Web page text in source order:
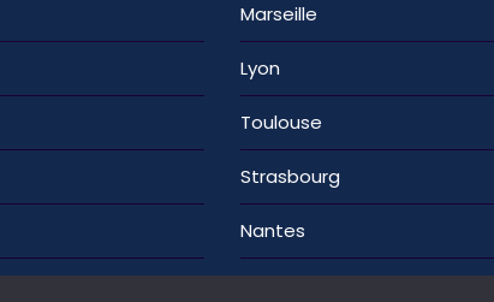
Marseille
Lyon
Toulouse
Strasbourg
Nantes